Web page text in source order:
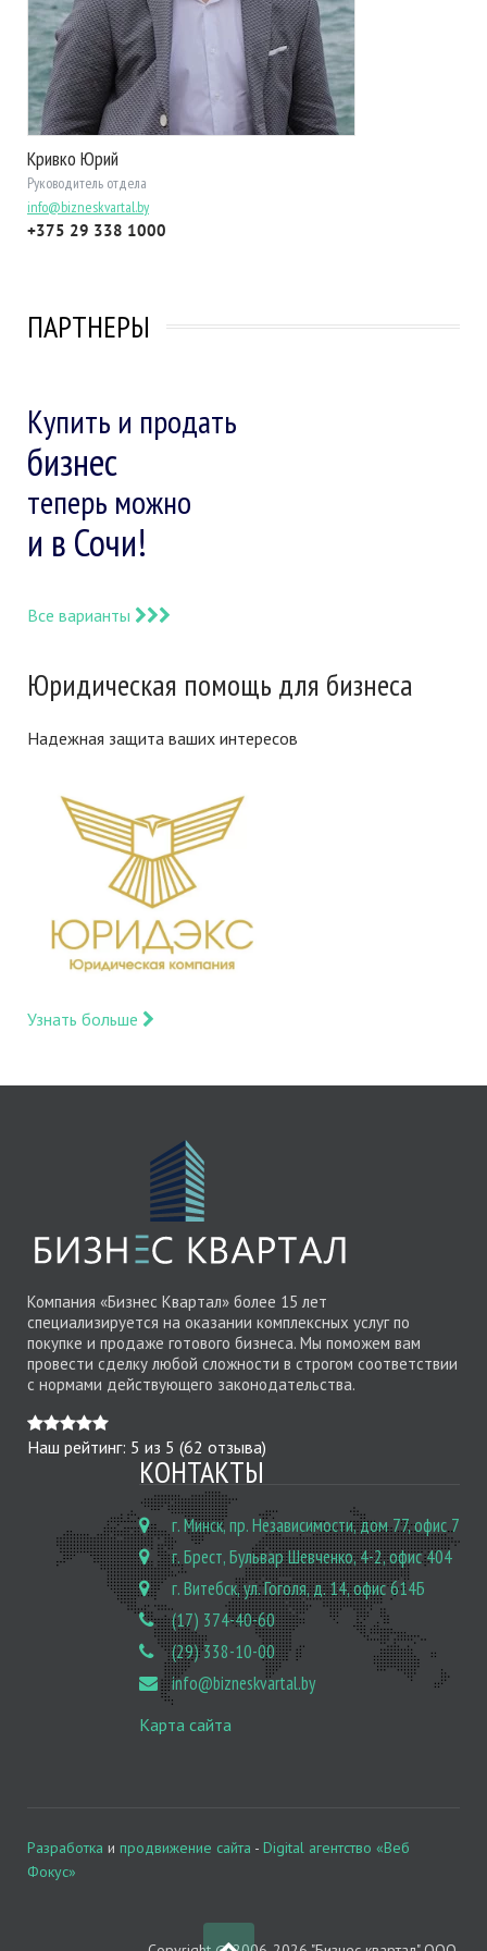
Кривко Юрий
Руководитель отдела
info@bizneskvartal.by
+375 29 338 1000
ПАРТНЕРЫ
Купить и продать
бизнес
теперь можно
и в Сочи!
Все варианты
Юридическая помощь для бизнеса
Надежная защита ваших интересов
Узнать больше
Компания «Бизнес Квартал» более 15 лет
специализируется на оказании комплексных услуг по
покупке и продаже готового бизнеса. Мы поможем вам
провести сделку любой сложности в строгом соответствии
с нормами действующего законодательства.
Наш рейтинг: 5 из 5 (62 отзыва)
КОНТАКТЫ
г. Минск, пр. Независимости, дом 77, офис 7
г. Брест, Бульвар Шевченко, 4-2, офис 404
г. Витебск, ул. Гоголя, д. 14, офис 614Б
(17) 374-40-60
(29) 338-10-00
info@bizneskvartal.by
Карта сайта
Разработка и продвижение сайта - Digital агентство «Веб
Фокус»